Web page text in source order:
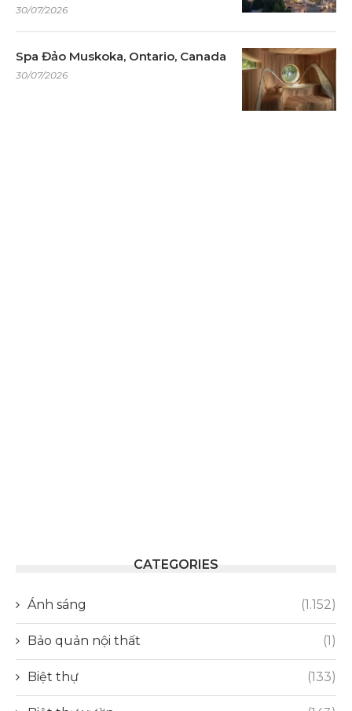
30/07/2026
Spa Đảo Muskoka, Ontario, Canada
30/07/2026
CATEGORIES
Ánh sáng (1.152)
Bảo quản nội thất (1)
Biệt thự (133)